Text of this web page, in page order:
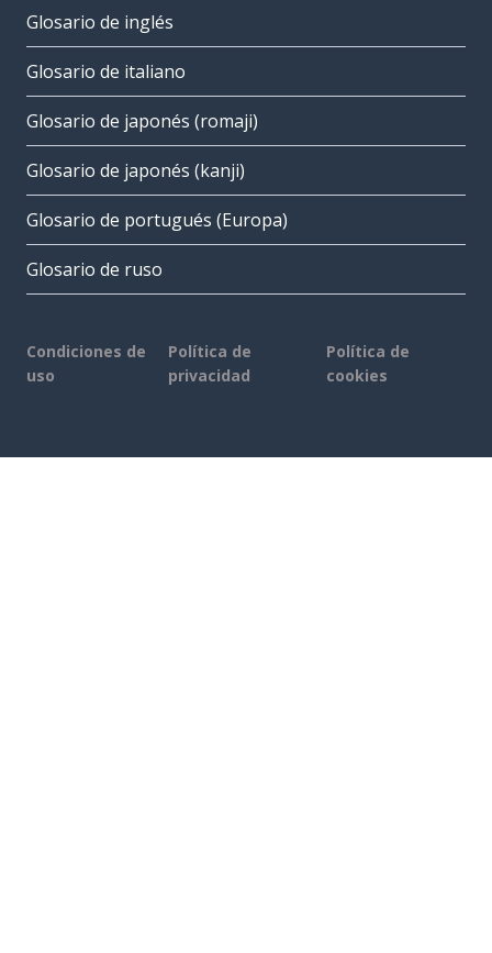
Glosario de inglés
Glosario de italiano
Glosario de japonés (romaji)
Glosario de japonés (kanji)
Glosario de portugués (Europa)
Glosario de ruso
Condiciones de
uso
Política de
privacidad
Política de
cookies